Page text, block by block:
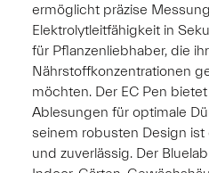
ermöglicht präzise
Elektrolytleitfähigkeit in
für Pflanzenliebhaber, die
Nährstoffkonzentrationen
möchten. Der EC Pen
Ablesungen für optimale
seinem robusten Design
und zuverlässig. Der